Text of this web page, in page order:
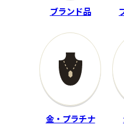
40,000
付属品：―
その他詳細：4本セット
（7/8/9/PW） ソールまた
はフェースにスリキズ有
買取時期：2024年04月
ブランド品
金・プラチナ